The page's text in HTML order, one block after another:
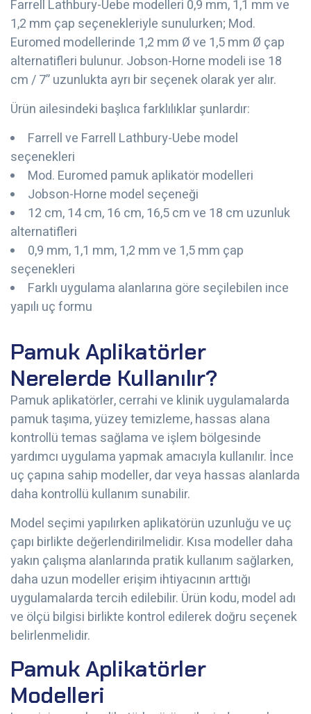
Farrell Lathbury-Uebe modelleri 0,9 mm, 1,1 mm ve
1,2 mm çap seçenekleriyle sunulurken; Mod.
Euromed modellerinde 1,2 mm Ø ve 1,5 mm Ø çap
alternatifleri bulunur. Jobson-Horne modeli ise 18
cm / 7” uzunlukta ayrı bir seçenek olarak yer alır.
Ürün ailesindeki başlıca farklılıklar şunlardır:
Farrell ve Farrell Lathbury-Uebe model
seçenekleri
Mod. Euromed pamuk aplikatör modelleri
Jobson-Horne model seçeneği
12 cm, 14 cm, 16 cm, 16,5 cm ve 18 cm uzunluk
alternatifleri
0,9 mm, 1,1 mm, 1,2 mm ve 1,5 mm çap
seçenekleri
Farklı uygulama alanlarına göre seçilebilen ince
yapılı uç formu
Pamuk Aplikatörler
Nerelerde Kullanılır?
Pamuk aplikatörler, cerrahi ve klinik uygulamalarda
pamuk taşıma, yüzey temizleme, hassas alana
kontrollü temas sağlama ve işlem bölgesinde
yardımcı uygulama yapmak amacıyla kullanılır. İnce
uç çapına sahip modeller, dar veya hassas alanlarda
daha kontrollü kullanım sunabilir.
Model seçimi yapılırken aplikatörün uzunluğu ve uç
çapı birlikte değerlendirilmelidir. Kısa modeller daha
yakın çalışma alanlarında pratik kullanım sağlarken,
daha uzun modeller erişim ihtiyacının arttığı
uygulamalarda tercih edilebilir. Ürün kodu, model adı
ve ölçü bilgisi birlikte kontrol edilerek doğru seçenek
belirlenmelidir.
Pamuk Aplikatörler
Modelleri